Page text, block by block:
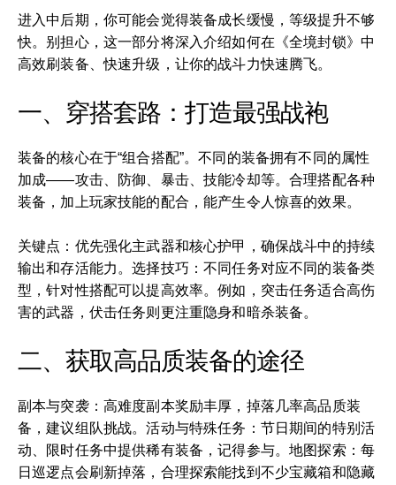
进入中后期，你可能会觉得装备成长缓慢，等级提升不够
快。别担心，这一部分将深入介绍如何在《全境封锁》中
高效刷装备、快速升级，让你的战斗力快速腾飞。
一、穿搭套路：打造最强战袍
装备的核心在于“组合搭配”。不同的装备拥有不同的属性
加成——攻击、防御、暴击、技能冷却等。合理搭配各种
装备，加上玩家技能的配合，能产生令人惊喜的效果。
关键点：优先强化主武器和核心护甲，确保战斗中的持续
输出和存活能力。选择技巧：不同任务对应不同的装备类
型，针对性搭配可以提高效率。例如，突击任务适合高伤
害的武器，伏击任务则更注重隐身和暗杀装备。
二、获取高品质装备的途径
副本与突袭：高难度副本奖励丰厚，掉落几率高品质装
备，建议组队挑战。活动与特殊任务：节日期间的特别活
动、限时任务中提供稀有装备，记得参与。地图探索：每
日巡逻点会刷新掉落，合理探索能找到不少宝藏箱和隐藏